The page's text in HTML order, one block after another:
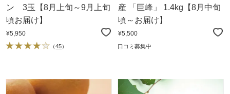
ン 3玉【8月上旬～9月上旬
頃お届け】
¥5,950
（45）
産 「巨峰」 1.4kg【8月中旬
頃～お届け】
¥5,500
口コミ募集中